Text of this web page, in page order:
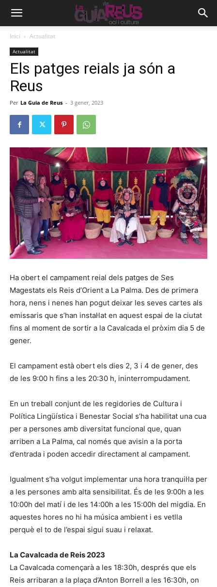
Inici Actualitat
Actualitat
Els patges reials ja són a
Reus
Per La Guia de Reus - 3 gener, 2023
Ha obert el campament reial dels patges de Ses
Magestats els Reis d’Orient a La Palma. Des de primera
hora, nens i nenes han pogut deixar les seves cartes als
emissaris que s’han instal·lat en aquest espai de la ciutat
fins al moment de sortir a la Cavalcada el pròxim dia 5 de
gener.
El campament està obert els dies 2, 3 i 4 de gener, des
de les 9:00 h fins a les 20:30 h, ininterrompudament.
En un treball conjunt de les regidories de Cultura i
Política Lingüística i Benestar Social s’ha habilitat una cua
per a persones amb diversitat funcional que, quan
arriben a La Palma, cal només que avisin a la porta
d’entrada i poden accedir directament al campament.
Igualment s’ha volgut implementar una hora tranquil·la per
a les persones amb alta sensibilitat. És de les 9:00h a les
10:00h del matí i de les 14:00h a les 15:00h del migdia. En
aquestes hores no hi ha música ambient i es vetlla
perquè el to de l’espai sigui suau i relaxat.
La Cavalcada de Reis 2023
La Cavalcada començarà a les 18:30h, després que els
Reis arribaran a la plaça d’Anton Borrell a les 16:30h, on